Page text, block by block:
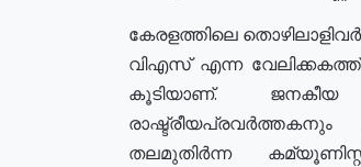
കേരളത്തിലെ
വിഎസ് എന്ന
കൂടിയാണ്.
രാഷ്ട്രീയപ്രവർത്തകനും
തലമുതിർന്ന